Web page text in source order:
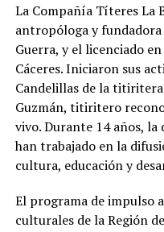
La Compañía Títeres La
antropóloga y
Guerra, y el licenciado
Cáceres. Iniciaron sus
Candelillas de la
Guzmán, titiritero
vivo. Durante 14 años, la
han trabajado en la
cultura, educación y
El programa de impulso
culturales de la Región